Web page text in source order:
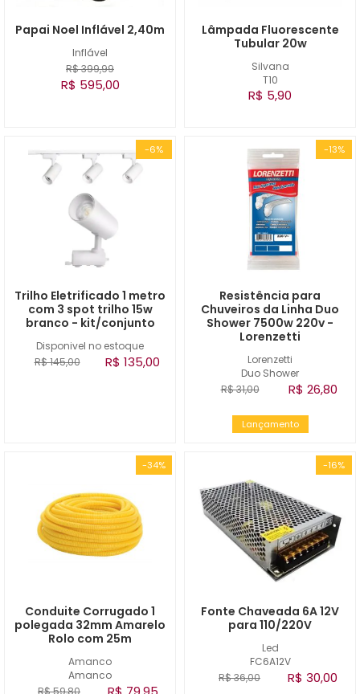
Inflável
Papai Noel Inflável 2,40m
R$ 399,99
R$ 595,00
Silvana
T10
Lâmpada Fluorescente
Tubular 20w
R$ 5,90
-6%
Disponivel no estoque
Trilho Eletrificado 1 metro
com 3 spot trilho 15w
branco - kit/conjunto
R$ 145,00 R$ 135,00
-13%
Lorenzetti
Duo Shower
Resistência para
Chuveiros da Linha Duo
Shower 7500w 220v -
Lorenzetti
R$ 31,00 R$ 26,80
Lançamento
-34%
Amanco
Amanco
Conduite Corrugado 1
polegada 32mm Amarelo
Rolo com 25m
R$ 59,80
-16%
Led
FC6A12V
Fonte Chaveada 6A 12V
para 110/220V
R$ 36,00 R$ 30,00